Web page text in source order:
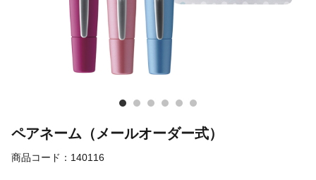
ペアネーム（メールオーダー式）
商品コード： 140116